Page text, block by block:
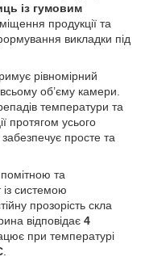
із гумовим
продукції та
викладки під
рівномірний
об’єму камери.
температури та
протягом усього
забезпечує просте та
та
системою
прозорість скла
відповідає 4
при температурі